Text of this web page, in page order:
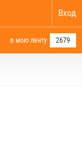
Вход
в мою ленту 2679